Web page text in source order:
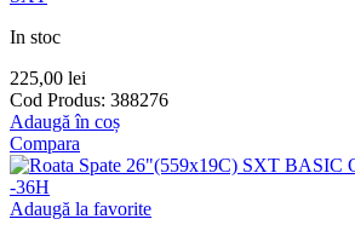
In stoc
225,00 lei
Cod Produs: 388276
Adaugă în coș
Compara
Adaugă la favorite